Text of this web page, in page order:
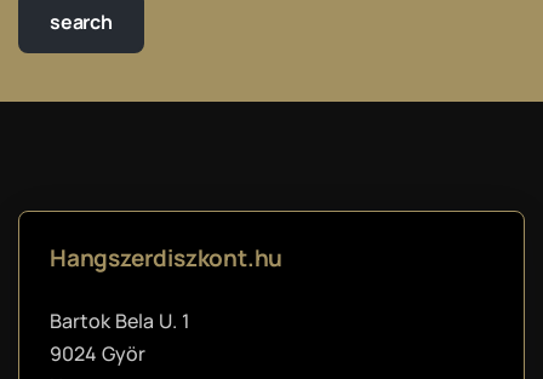
Hangszerdiszkont.hu
Bartok Bela U. 1
9024 Györ